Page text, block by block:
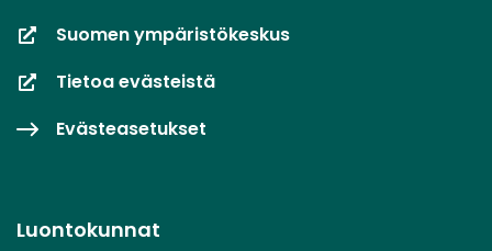
Suomen ympäristökeskus
Tietoa evästeistä
Evästeasetukset
Luontokunnat